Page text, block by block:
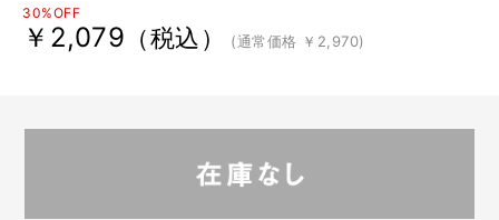
30%OFF
￥2,079 （税込） (通常価格 ￥2,970)